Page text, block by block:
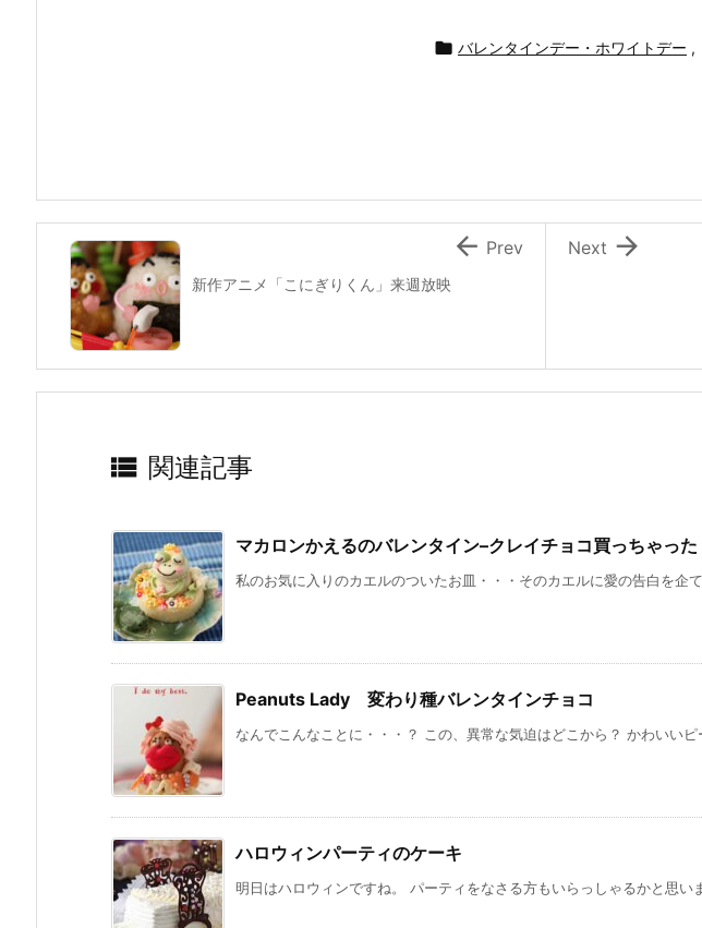
k
 バレンタインデー・ホワイトデー ,

Next
新作アニメ「こにぎりくん」来週放映
 Prev
 関連記事
マカロンかえるのバレンタイン–クレイチョコ買っちゃった
私のお気に入りのカエルのついたお皿・・・そのカエルに愛の告白を企
Peanuts Lady 変わり種バレンタインチョコ
なんでこんなことに・・・？ この、異常な気迫はどこから？ かわいい
ハロウィンパーティのケーキ
明日はハロウィンですね。 パーティをなさる方もいらっしゃるかと思い